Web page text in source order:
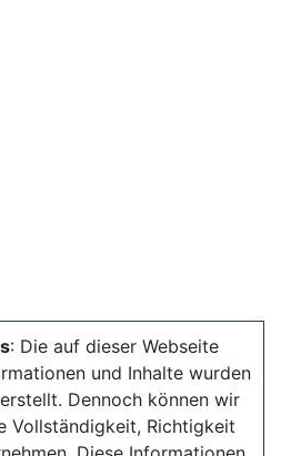
: Die auf dieser Webseite
und Inhalte wurden
Dennoch können wir
Vollständigkeit, Richtigkeit